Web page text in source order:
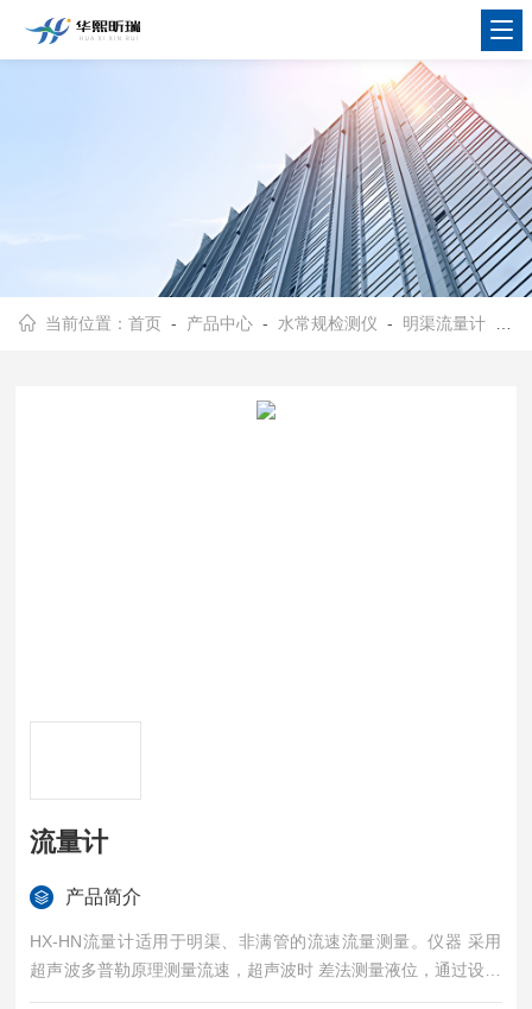
当前位置：首页 - 产品中心 - 水常规检测仪 - 明渠流量计
流量计
产品简介
HX-HN流量计适用于明渠、非满管的流速流量测量。仪器 采用
超声波多普勒原理测量流速，超声波时 差法测量液位，通过设定
截面，计算流量。 由于多普勒流速仪结构紧凑、无转动 件、寿